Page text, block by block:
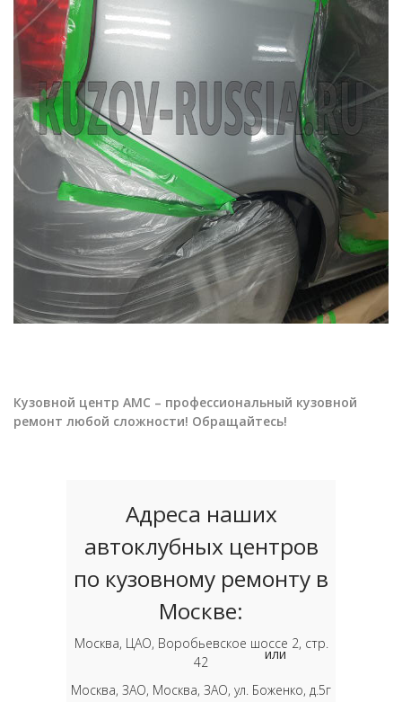
Кузовной центр АМС – профессиональный кузовной
ремонт любой сложности! Обращайтесь!
Адреса наших
автоклубных центров
по кузовному ремонту в
Москве:
Москва, ЦАО, Воробьевское шоссе 2, стр.
42
Москва, ЗАО, Москва, ЗАО, ул. Боженко, д.5г
или